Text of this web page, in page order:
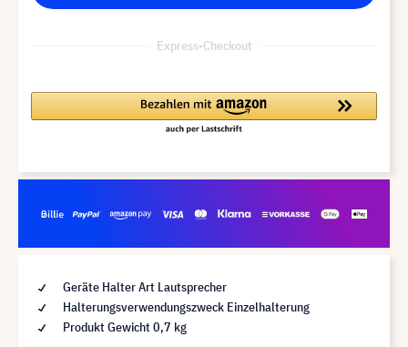
Express-Checkout
Geräte Halter Art Lautsprecher
Halterungsverwendungszweck Einzelhalterung
Produkt Gewicht 0,7 kg